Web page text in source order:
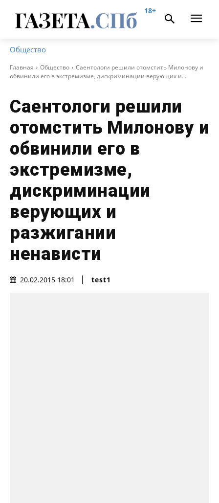
18+
Общество
Главная Общество
Саентологи решили отомстить Милонову и
обвинили его в экстремизме, дискриминации верующих и...
Саентологи решили
отомстить Милонову и
обвинили его в
экстремизме,
дискриминации
верующих и
разжигании
ненависти
20.02.2015 18:01 test1